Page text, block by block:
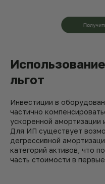
льгот
Инвестиции в
частично
ускоренной амортизации
Для ИП существует
дегрессивной
категорий активов, что
часть стоимости в